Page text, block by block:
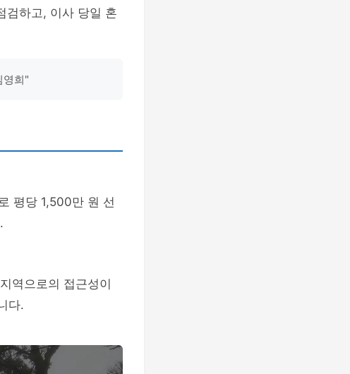
검하고, 이사 당일 혼
영희"
평당 1,500만 원 선
역으로의 접근성이
다.